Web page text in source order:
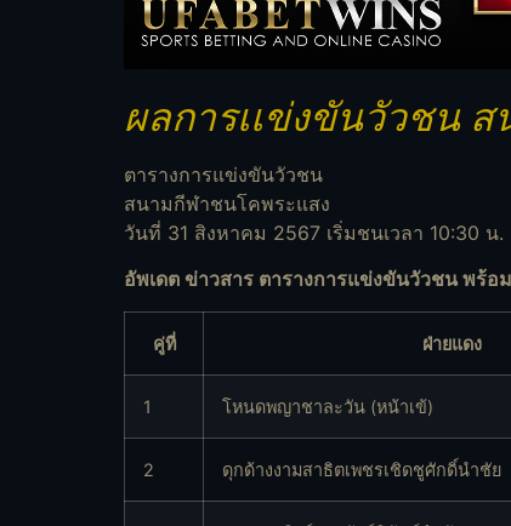
ผลการเเข่งขันวัวชน
ตารางการแข่งขันวัวชน
สนามกีฬาชนโคพระแสง
วันที่ 31 สิงหาคม 2567 เริ่มชนเวลา 10:30 น.
อัพเดต ข่าวสาร ตารางการแข่งขันวัวชน พร้อ
คู่ที่ ฝ่ายแดง
1 โหนดพญาชาละวัน (หน้าเข้)
2 ดุกด้างงามสาธิตเพชรเชิดชูศักดิ์นำชัย